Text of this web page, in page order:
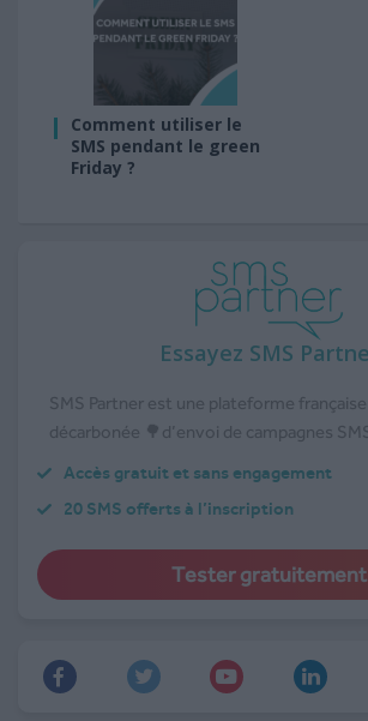
Comment utiliser le
SMS pendant le green
Friday ?
Essayez SMS
SMS Partner est une plateforme française
décarbonée 🌳d’envoi de campagnes
Accès gratuit et sans engagement
20 SMS offerts à l’inscription
Tester gratuitement